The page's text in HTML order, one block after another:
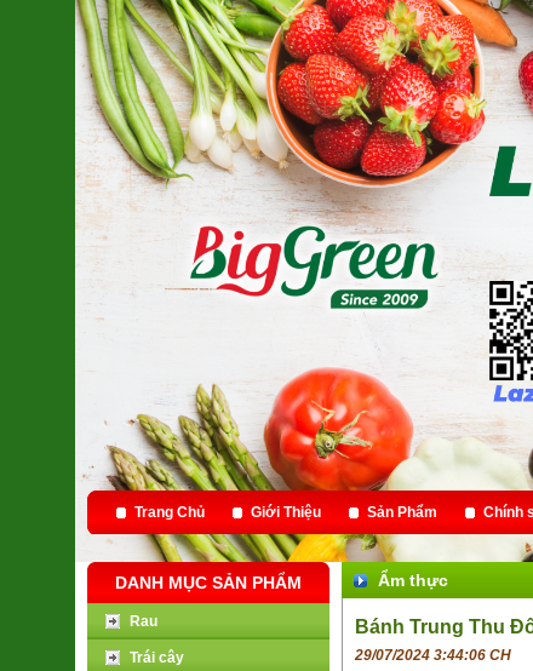
Trang Chủ Giới Thiệu Sản Phẩm Chính
DANH MỤC SẢN PHẨM
Rau
Trái cây
Ẩm thực
Bánh Trung Thu
29/07/2024 3:44:06 CH